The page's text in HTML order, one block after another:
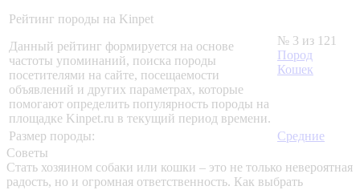
Рейтинг породы на Kinpet
Данный рейтинг формируется на основе
частоты упоминаний, поиска породы
посетителями на сайте, посещаемости
объявлений и других параметрах, которые
помогают определить популярность породы на
площадке Kinpet.ru в текущий период времени.
№ 3 из 121
Пород
Кошек
Размер породы:
Средние
Советы
Стать хозяином собаки или кошки – это не только невероятная
радость, но и огромная ответственность. Как выбрать